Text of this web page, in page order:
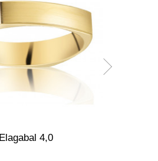
Elagabal 4,0